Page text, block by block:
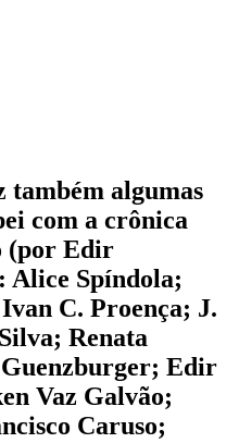
também algumas
com a crônica
(por Edir
Alice Spíndola;
C. Proença; J.
Renata
Guenzburger; Edir
Vaz Galvão;
Caruso;